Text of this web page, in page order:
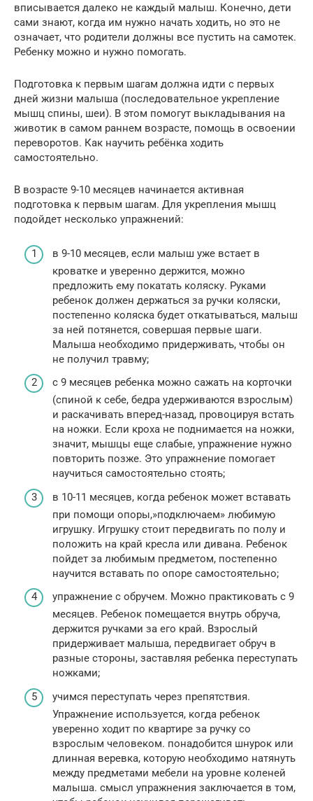
вписывается далеко не каждый малыш. Конечно, дети
сами знают, когда им нужно начать ходить, но это не
означает, что родители должны все пустить на самотек.
Ребенку можно и нужно помогать.
Подготовка к первым шагам должна идти с первых
дней жизни малыша (последовательное укрепление
мышц спины, шеи). В этом помогут выкладывания на
животик в самом раннем возрасте, помощь в освоении
переворотов. Как научить ребёнка ходить
самостоятельно.
В возрасте 9-10 месяцев начинается активная
подготовка к первым шагам. Для укрепления мышц
подойдет несколько упражнений:
в 9-10 месяцев, если малыш уже встает в
кроватке и уверенно держится, можно
предложить ему покатать коляску. Руками
ребенок должен держаться за ручки коляски,
постепенно коляска будет откатываться, малыш
за ней потянется, совершая первые шаги.
Малыша необходимо придерживать, чтобы он
не получил травму;
с 9 месяцев ребенка можно сажать на корточки
(спиной к себе, бедра удерживаются взрослым)
и раскачивать вперед-назад, провоцируя встать
на ножки. Если кроха не поднимается на ножки,
значит, мышцы еще слабые, упражнение нужно
повторить позже. Это упражнение помогает
научиться самостоятельно стоять;
в 10-11 месяцев, когда ребенок может вставать
при помощи опоры,»подключаем» любимую
игрушку. Игрушку стоит передвигать по полу и
положить на край кресла или дивана. Ребенок
пойдет за любимым предметом, постепенно
научится вставать по опоре самостоятельно;
упражнение с обручем. Можно практиковать с 9
месяцев. Ребенок помещается внутрь обруча,
держится ручками за его край. Взрослый
придерживает малыша, передвигает обруч в
разные стороны, заставляя ребенка переступать
ножками;
учимся переступать через препятствия.
Упражнение используется, когда ребенок
уверенно ходит по квартире за ручку со
взрослым человеком. понадобится шнурок или
длинная веревка, которую необходимо натянуть
между предметами мебели на уровне коленей
малыша. смысл упражнения заключается в том,